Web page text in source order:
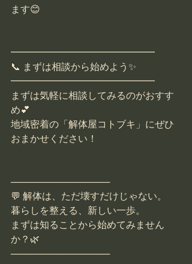
ます😊
━━━━━━━━━━━━━━━
📞 まずは相談から始めよう✨
━━━━━━━━━━━━━━━
まずは気軽に相談してみるのがおすす
め💕
地域密着の「解体屋コトブキ」にぜひ
おまかせください！
───────────────
💬 解体は、ただ壊すだけじゃない。
暮らしを整える、新しい一歩。
まずは知ることから始めてみません
か？🌿
───────────────